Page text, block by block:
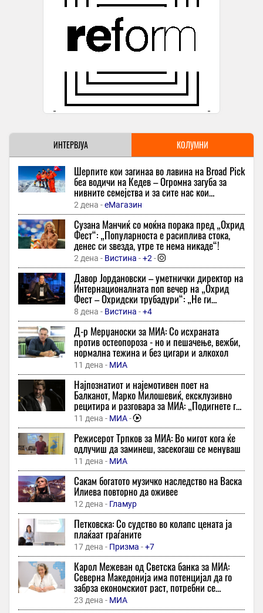
Продолжен рокот за Јавните повици за државно земјоделско
Трагедија во Рио де Жанеиро: Хеликоптер се урна за време на
панорамски лет, четворица загинати
спаси да не направи голема глупост
33 минути -Екипа
Денеска на проф. д-р Кристоф Бенедиктер ќе му биде
врачена Светската награда на хуманизам
33 минути -Охрид Прес
Внимание, албанија драстично ги заострува казните во
сообраќајот во некои случаи може трајно да биде одземена
дозволата
33 минути -Плус Инфо
Се урна балкон од напуштена куќа во Риека: Двајца млади
заробени под бетон
33 минути -Пулс 24
Родриго даде гол и го посвети на Меси, но Интер Мајами
48 минути -Спорт Манија
Бруно Гимараеш официјално во Арсенал
48 минути - Курир
Во недела на OhridPress: ТОП вести на неделата
48 минути - Охрид Прес
Курсна листа на НБРМ: Колку чини еврото денес?
Слободен Печат
Американски огномет влезе во Гинисовата книга на рекорди
48 минути -Независен
Пентагон бара од одбранбената индустрија побрзо
производство на оружје и муниција
49 минути -А1он
СДСМ: Повеќе од четири недели Гостивар е без чиста вода –
ниту еден експерт, ниту еден документ, ниту еден одговорен!
49 минути - А1он-+4
Филип Беговиќ ќе боксува за светската титула во тешка
категорија
1 час -Курир
Шенгелија сам си го плати трансферот и се пресели во
ИНТЕРВЈУА КОЛУМНИ
Шерпите кои загинаа во лавина на Broad Pick
беа водичи на Кедев – Oгромна загуба за
нивните семејства и за сите нас кои
споделувавме фасцинантни моменти со нив,
вели тој
2 дена -еМагазин
Сузана Манчиќ со моќна порака пред „Охрид
Фест“: „Популарноста е расиплива стока,
денес си ѕвезда, утре те нема никаде“!
2 дена - Вистина -+2-
Давор Јордановски – уметнички директор на
Интернационалната поп вечер на „Охрид
Фест – Охридски трубадури“: „Не ги
копираме светските трендови – сакаме ние
да бидеме инспирација“
8 дена - Вистина -+4
Д-р Мерџаноски за МИА: Со исхраната
против остеопороза - но и пешачење, вежби,
нормална тежина и без цигари и алкохол
11 дена - МИА
Најпознатиот и најемотивен поет на
Балканот, Марко Милошевиќ, ексклузивно
рецитира и разговара за МИА: „Подигнете го
ракавот - ако сте се наежиле од стиховите,
добро е!“
11 дена - МИА-
Режисерот Трпков за МИА: Во мигот кога ќе
одлучиш да заминеш, засекогаш се менуваш
11 дена - МИА
Сакам богатото музичко наследство на Васка
Илиева повторно да оживее
12 дена - Гламур
Петковска: Со судство во колапс цената ја
плаќаат граѓаните
17 дена - Призма -+7
Карол Межеван од Светска банка за МИА:
Северна Македонија има потенцијал да го
забрза економскиот раст, потребни се
структурни реформи
23 дена - МИА